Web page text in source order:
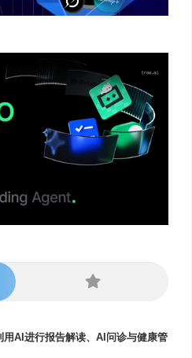
用AI进行报告解读、AI问诊与健康管